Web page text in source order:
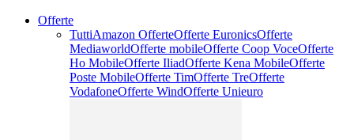
Offerte
TuttiAmazon OfferteOfferte EuronicsOfferte
MediaworldOfferte mobileOfferte Coop VoceOfferte
Ho MobileOfferte IliadOfferte Kena MobileOfferte
Poste MobileOfferte TimOfferte TreOfferte
VodafoneOfferte WindOfferte Unieuro